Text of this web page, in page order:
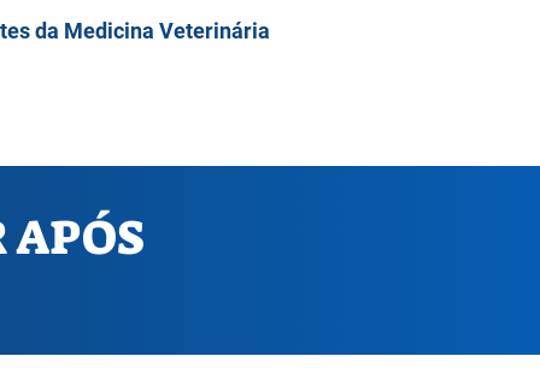
da Medicina Veterinária
APÓS